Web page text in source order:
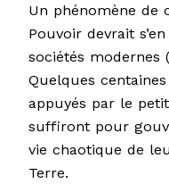
Un phénomène de
Pouvoir devrait
sociétés modernes
Quelques
appuyés par le
suffiront pour
vie chaotique de
Terre.